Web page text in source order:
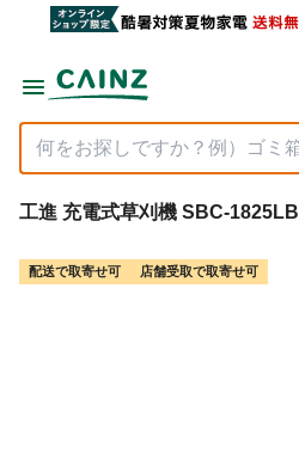
工進 充電式草刈機 SBC-1825LB
配送で取寄せ可 店舗受取で取寄せ可